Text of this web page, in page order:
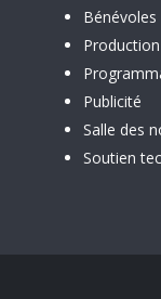
Bénévoles
Publicité
Salle des
Soutien